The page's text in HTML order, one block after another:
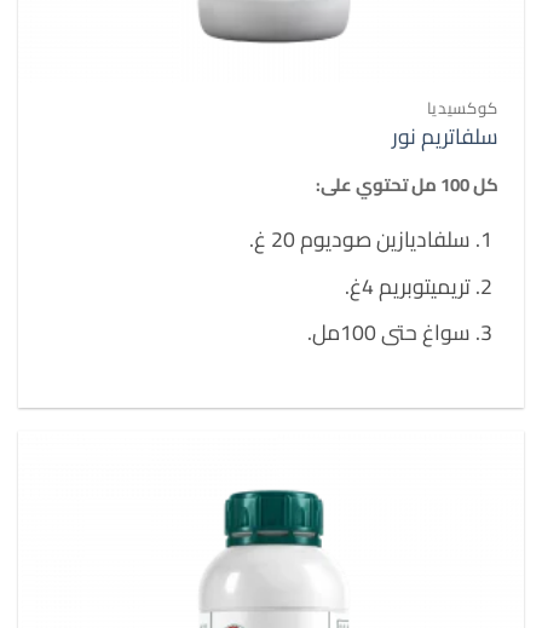
كوكسيديا
سلفاتريم نور
كل 100 مل تحتوي على:
سلفاديازين صوديوم 20 غ.
تريميتوبريم 4غ.
سواغ حتى 100مل.